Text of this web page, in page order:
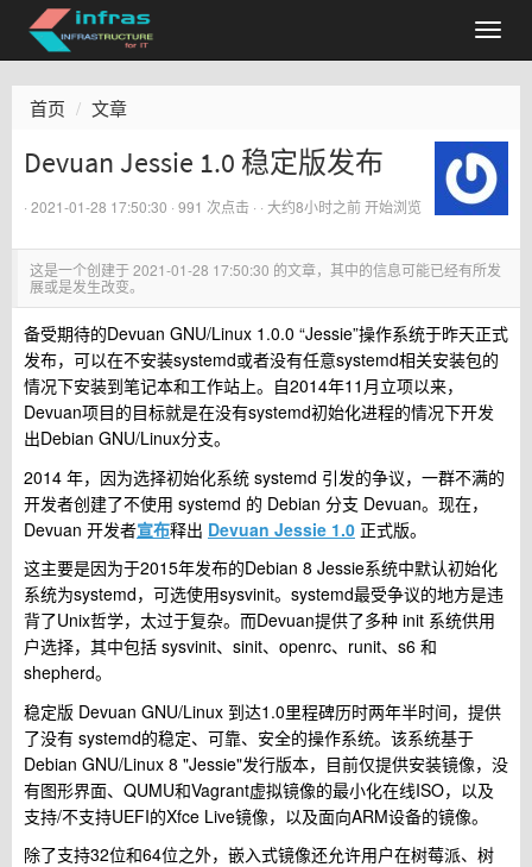
首页 文章
Devuan Jessie 1.0 稳定版发布
· 2021-01-28 17:50:30 · 991 次点击 · · 大约8小时之前开始浏览
这是一个创建于2021-01-28 17:50:30 的文章，其中的信息可能已经有所发
展或是发生改变。
备受期待的Devuan GNU/Linux 1.0.0 “Jessie”操作系统于昨天正式
发布，可以在不安装systemd或者没有任意systemd相关安装包的
情况下安装到笔记本和工作站上。自2014年11月立项以来，
Devuan项目的目标就是在没有systemd初始化进程的情况下开发
出Debian GNU/Linux分支。
2014 年，因为选择初始化系统 systemd 引发的争议，一群不满的
开发者创建了不使用 systemd 的 Debian 分支 Devuan。现在，
Devuan 开发者宣布释出 Devuan Jessie 1.0 正式版。
这主要是因为于2015年发布的Debian 8 Jessie系统中默认初始化
系统为systemd，可选使用sysvinit。systemd最受争议的地方是违
背了Unix哲学，太过于复杂。而Devuan提供了多种 init 系统供用
户选择，其中包括 sysvinit、sinit、openrc、runit、s6 和
shepherd。
稳定版 Devuan GNU/Linux 到达1.0里程碑历时两年半时间，提供
了没有 systemd的稳定、可靠、安全的操作系统。该系统基于
Debian GNU/Linux 8 "Jessie"发行版本，目前仅提供安装镜像，没
有图形界面、QUMU和Vagrant虚拟镜像的最小化在线ISO，以及
支持/不支持UEFI的Xfce Live镜像，以及面向ARM设备的镜像。
除了支持32位和64位之外，嵌入式镜像还允许用户在树莓派、树